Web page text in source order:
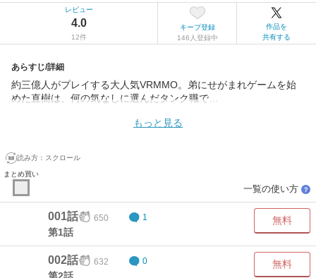
レビュー
4.0
12件
キープ登録
146人登録中
作品を
共有する
あらすじ/詳細
約三億人がプレイする大人気VRMMO。弟にせがまれゲームを始
めた直樹は、何の気なしに選んだタンク職で…
もっと見る
読み方： スクロール
まとめ買い
一覧の使い方 ？
001話 650 1
第1話
無料
002話 632 0 無料